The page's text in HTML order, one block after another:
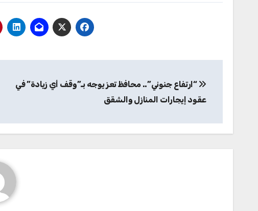
المقالات
“ارتفاع جنوني”.. محافظ تعز يوجه بـ”وقف أي زيادة” في
عقود إيجارات المنازل والشقق